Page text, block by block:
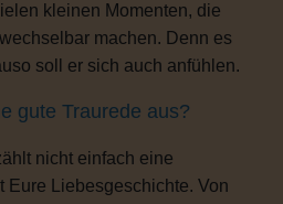
kleinen Momenten, die
machen. Denn es
soll er sich auch anfühlen.
gute Traurede aus?
nicht einfach eine
Eure Liebesgeschichte. Von